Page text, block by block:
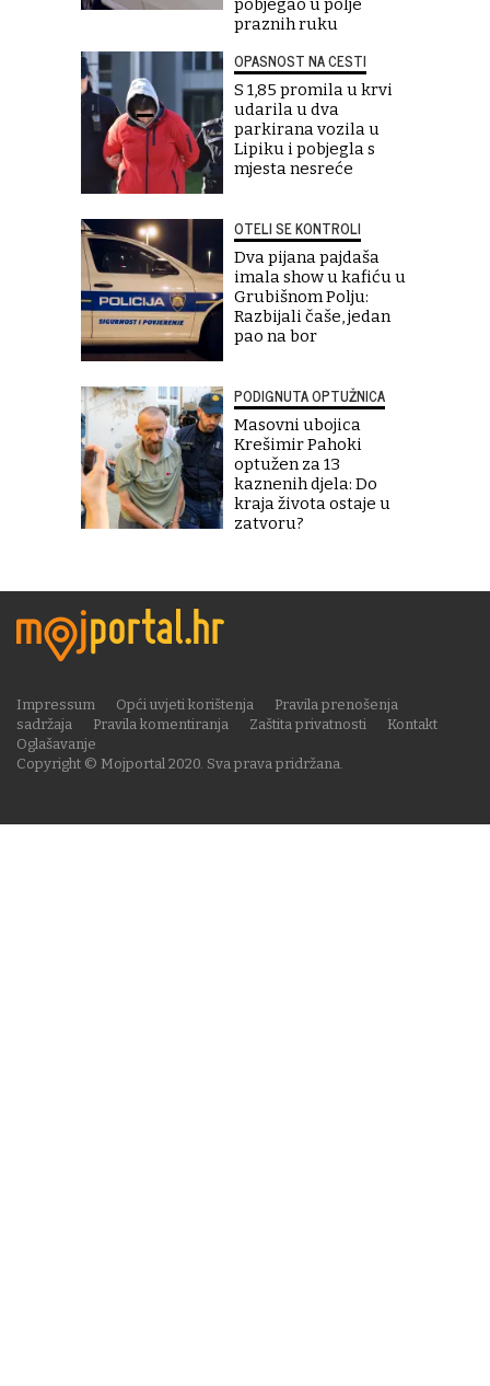
pobjegao u polje
praznih ruku
OPASNOST NA CESTI
S 1,85 promila u krvi
udarila u dva
parkirana vozila u
Lipiku i pobjegla s
mjesta nesreće
OTELI SE KONTROLI
Dva pijana pajdaša
imala show u kafiću u
Grubišnom Polju:
Razbijali čaše, jedan
pao na bor
PODIGNUTA OPTUŽNICA
Masovni ubojica
Krešimir Pahoki
optužen za 13
kaznenih djela: Do
kraja života ostaje u
zatvoru?
Copyright © Mojportal 2020. Sva prava pridržana.
Impressum Opći uvjeti korištenja
Pravila prenošenja
sadržaja
Pravila komentiranja Zaštita privatnosti
Kontakt
Oglašavanje